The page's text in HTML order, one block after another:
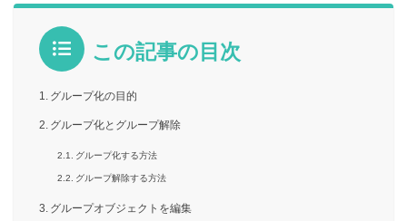
この記事の目次
グループ化の目的
グループ化とグループ解除
グループ化する方法
グループ解除する方法
グループオブジェクトを編集